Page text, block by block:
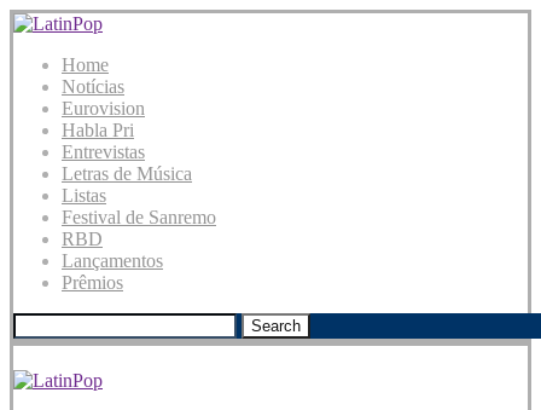
Home
Notícias
Eurovision
Habla Pri
Entrevistas
Letras de Música
Listas
Festival de Sanremo
RBD
Lançamentos
Prêmios
Search